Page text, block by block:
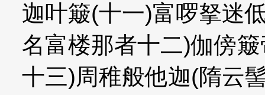
迦叶簸(十一)富啰拏迷
名富楼那者十二)伽傍
十三)周稚般他迦(隋云